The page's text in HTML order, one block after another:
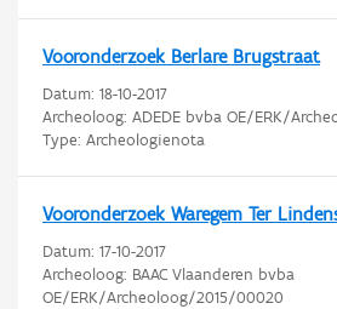
Vooronderzoek Berlare Brugstraat
Datum: 18-10-2017
Archeoloog: ADEDE bvba OE/ERK/
Type: Archeologienota
Vooronderzoek Waregem Ter
Datum: 17-10-2017
Archeoloog: BAAC Vlaanderen bvba
OE/ERK/Archeoloog/2015/00020